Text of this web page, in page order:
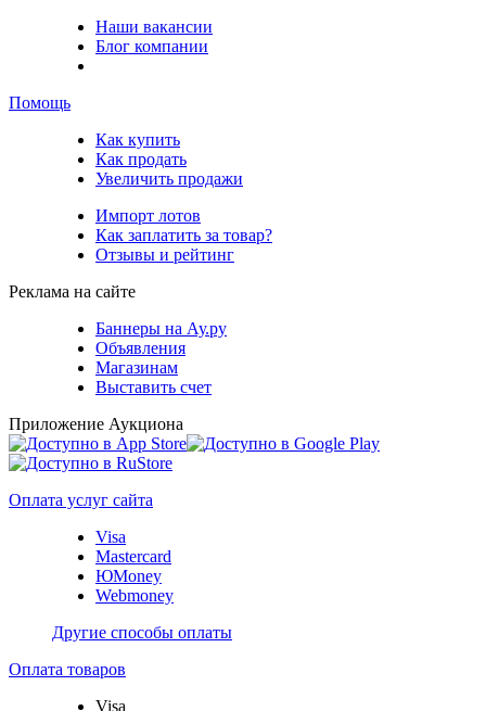
Наши вакансии
Блог компании
Помощь
Как купить
Как продать
Увеличить продажи
Импорт лотов
Как заплатить за товар?
Отзывы и рейтинг
Реклама на сайте
Баннеры на Ау.ру
Объявления
Магазинам
Выставить счет
Приложение Аукциона
Оплата услуг сайта
Visa
Mastercard
ЮMoney
Webmoney
Другие способы оплаты
Оплата товаров
Visa